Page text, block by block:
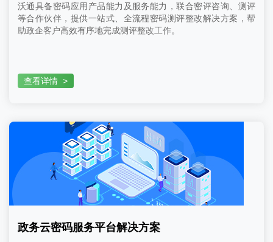
沃通具备密码应用产品能力及服务能力，联合密评咨询、测评
等合作伙伴，提供一站式、全流程密码测评整改解决方案，帮
助政企客户高效有序地完成测评整改工作。
查看详情 >
政务云密码服务平台解决方案